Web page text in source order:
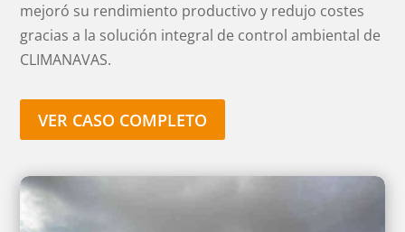
mejoró su rendimiento productivo y redujo costes
gracias a la solución integral de control ambiental de
CLIMANAVAS.
VER CASO COMPLETO